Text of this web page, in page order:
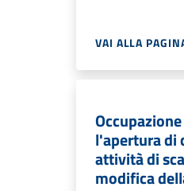
VAI ALLA
l'apertura di
attività di
modifica